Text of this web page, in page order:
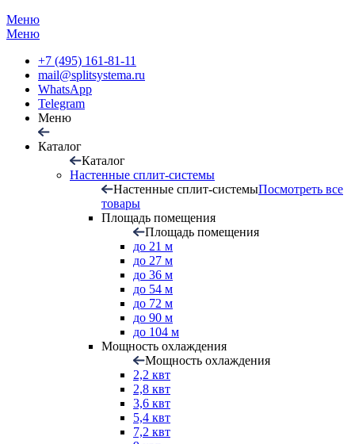
Меню
Меню
+7 (495) 161-81-11
mail@splitsystema.ru
WhatsApp
Telegram
Меню
Каталог
Каталог
Настенные сплит-системы
Настенные сплит-системыПосмотреть все
товары
Площадь помещения
Площадь помещения
до 21 м
до 27 м
до 36 м
до 54 м
до 72 м
до 90 м
до 104 м
Мощность охлаждения
Мощность охлаждения
2,2 квт
2,8 квт
3,6 квт
5,4 квт
7,2 квт